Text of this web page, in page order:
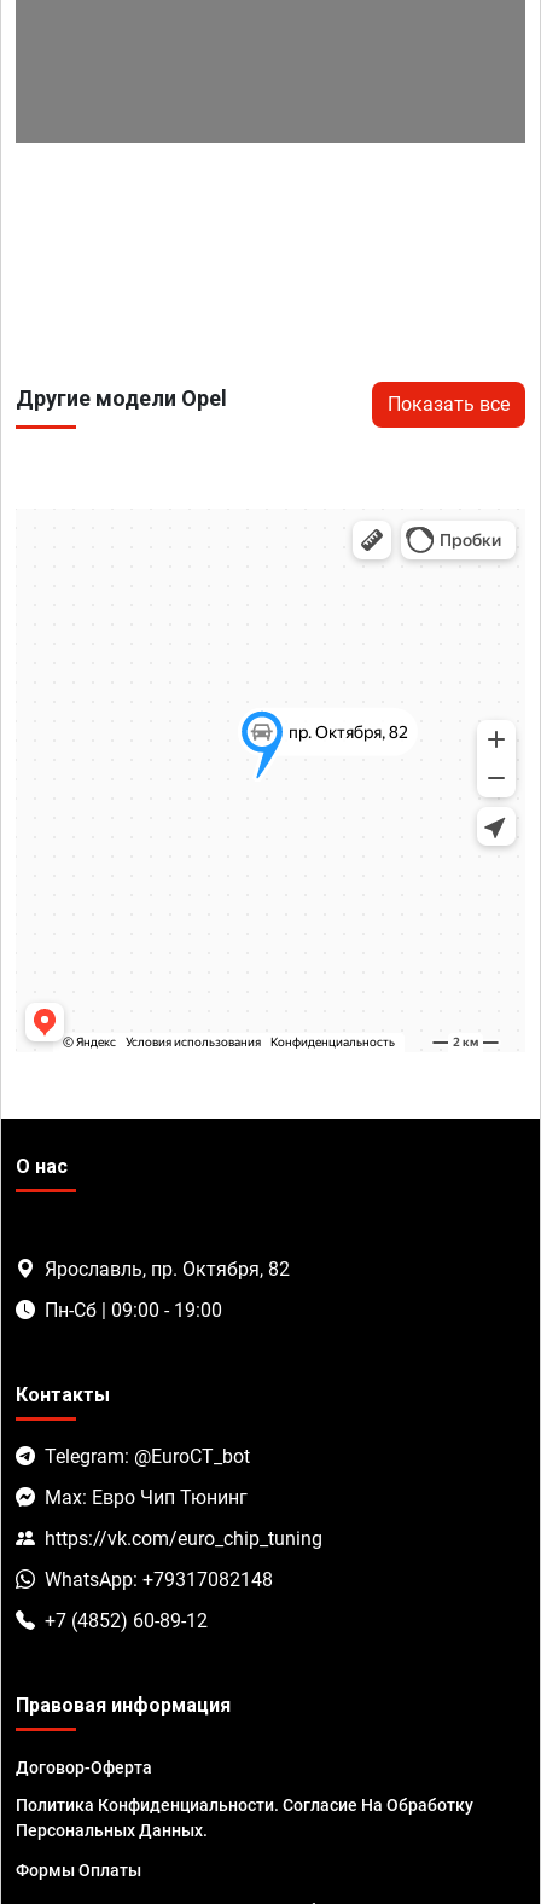
Другие модели Opel Показать все
О нас
Ярославль, пр. Октября, 82
Пн-Сб | 09:00 - 19:00
Контакты
Telegram: @EuroCT_bot
Max: Евро Чип Тюнинг
https://vk.com/euro_chip_tuning
WhatsApp: +79317082148
+7 (4852) 60-89-12
Правовая информация
Договор-Оферта
Политика Конфиденциальности. Согласие На Обработку
Персональных Данных.
Формы Оплаты